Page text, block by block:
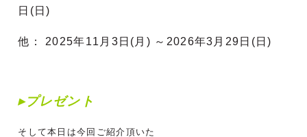
日(日)
他： 2025年11月3日(月) ～2026年3月29日(日)
▸プレゼント
そして本日は今回ご紹介頂いた